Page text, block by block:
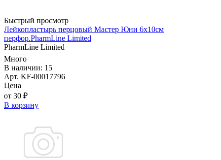
Быстрый просмотр
Лейкопластырь перцовый Мастер Юни 6х10см
перфор.PharmLine Limited
PharmLine Limited
Много
В наличии: 15
Арт. KF-00017796
Цена
от 30 ₽
В корзину